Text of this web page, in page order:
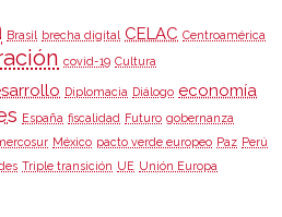
Brasil brecha digital CELAC Centroamérica
covid-19 Cultura
Diplomacia Diálogo economía
España fiscalidad Futuro gobernanza
México pacto verde europeo Paz Perú
Triple transición UE Unión Europa